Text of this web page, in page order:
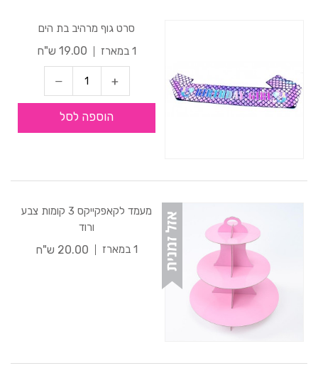
סרט גוף מרהיב בת הים
1 במארז
19.00 ש"ח
הוספה לסל
מעמד לקאפקייקס 3 קומות צבע
ורוד
1 במארז
20.00 ש"ח